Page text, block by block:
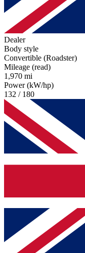
Dealer
Body style
Convertible (Roadster)
Mileage (read)
1,970 mi
Power (kW/hp)
132 / 180